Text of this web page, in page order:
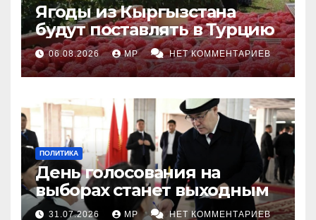
Ягоды из Кыргызстана
будут поставлять в Турцию
06.08.2026 MP НЕТ КОММЕНТАРИЕВ
ПОЛИТИКА
День голосования на
выборах станет выходным
31.07.2026 MP НЕТ КОММЕНТАРИЕВ